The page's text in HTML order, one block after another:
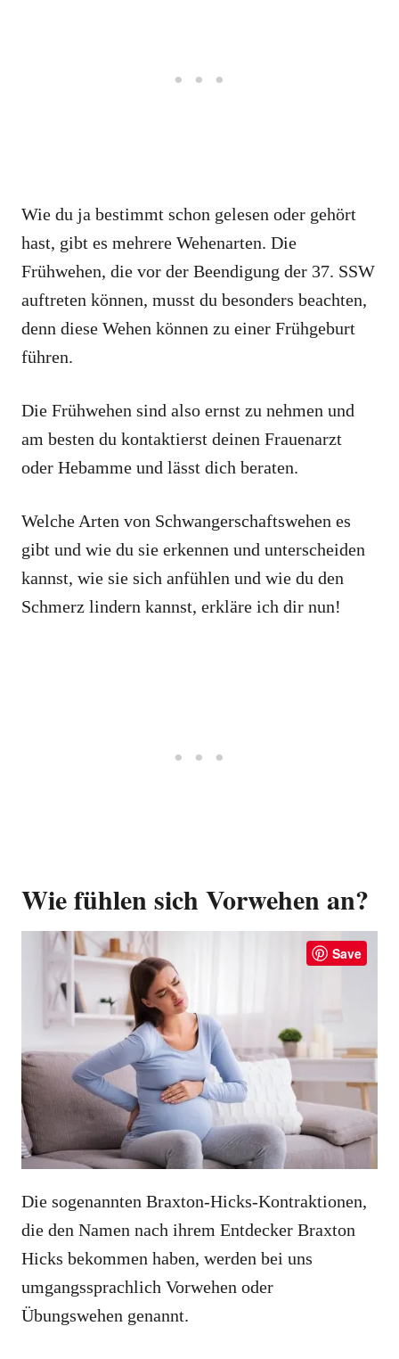
Wie du ja bestimmt schon gelesen oder gehört
hast, gibt es mehrere Wehenarten. Die
Frühwehen, die vor der Beendigung der 37. SSW
auftreten können, musst du besonders beachten,
denn diese Wehen können zu einer Frühgeburt
führen.
Die Frühwehen sind also ernst zu nehmen und
am besten du kontaktierst deinen Frauenarzt
oder Hebamme und lässt dich beraten.
Welche Arten von Schwangerschaftswehen es
gibt und wie du sie erkennen und unterscheiden
kannst, wie sie sich anfühlen und wie du den
Schmerz lindern kannst, erkläre ich dir nun!
Wie fühlen sich Vorwehen an?
Save
Die sogenannten Braxton-Hicks-Kontraktionen,
die den Namen nach ihrem Entdecker Braxton
Hicks bekommen haben, werden bei uns
umgangssprachlich Vorwehen oder
Übungswehen genannt.